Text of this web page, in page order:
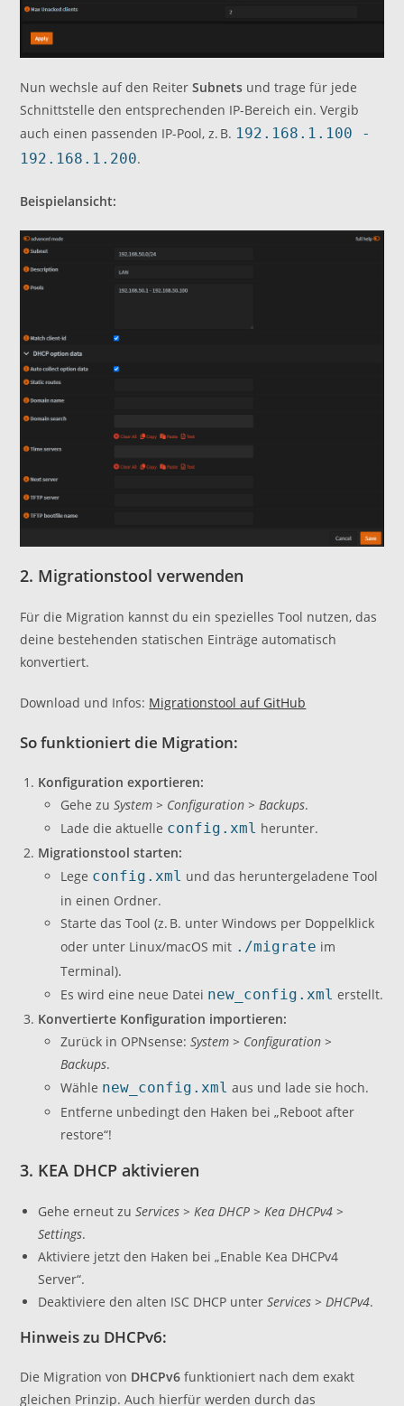
Nun wechsle auf den ReiterSubnets und trage für jede
Schnittstelle den entsprechenden IP-Bereich ein. Vergib
auch einen passenden IP-Pool, z. B. 192.168.1.100 -
192.168.1.200.
Beispielansicht:
2. Migrationstool verwenden
Für die Migration kannst du ein spezielles Tool nutzen, das
deine bestehenden statischen Einträge automatisch
konvertiert.
Download und Infos: Migrationstool auf GitHub
So funktioniert die Migration:
Konfiguration exportieren:
Gehe zuSystem > Configuration > Backups.
Lade die aktuelle config.xml herunter.
Migrationstool starten:
Lege config.xml und das heruntergeladene Tool
in einen Ordner.
Starte das Tool (z. B. unter Windows per Doppelklick
oder unter Linux/macOS mit ./migrate im
Terminal).
Es wird eine neue Datei new_config.xml erstellt.
Konvertierte Konfiguration importieren:
Zurück in OPNsense:System > Configuration >
Backups.
Wähle new_config.xml aus und lade sie hoch.
Entferne unbedingt den Haken bei „Reboot after
restore“!
3. KEA DHCP aktivieren
Gehe erneut zuServices > Kea DHCP > Kea DHCPv4 >
Settings.
Aktiviere jetzt den Haken bei „Enable Kea DHCPv4
Server“.
Deaktiviere den alten ISC DHCP unterServices > DHCPv4.
Hinweis zu DHCPv6:
Die Migration von DHCPv6 funktioniert nach dem exakt
gleichen Prinzip. Auch hierfür werden durch das